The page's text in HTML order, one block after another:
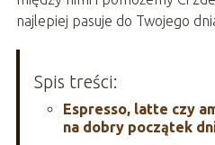
najlepiej pasuje do Twojego
Spis treści:
Espresso, latte czy
na dobry początek